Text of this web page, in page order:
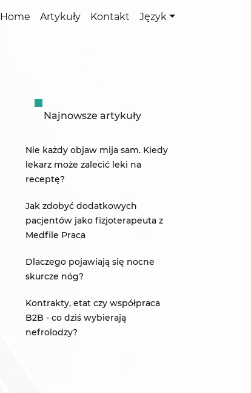
Home Artykuły Kontakt Język
Najnowsze artykuły
Nie każdy objaw mija sam. Kiedy
lekarz może zalecić leki na
receptę?
Jak zdobyć dodatkowych
pacjentów jako fizjoterapeuta z
Medfile Praca
Dlaczego pojawiają się nocne
skurcze nóg?
Kontrakty, etat czy współpraca
B2B - co dziś wybierają
nefrolodzy?